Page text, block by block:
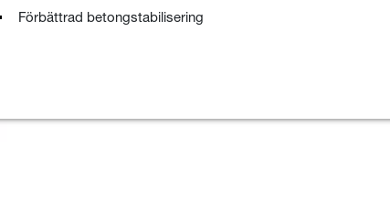
Förbättrad betongstabilisering